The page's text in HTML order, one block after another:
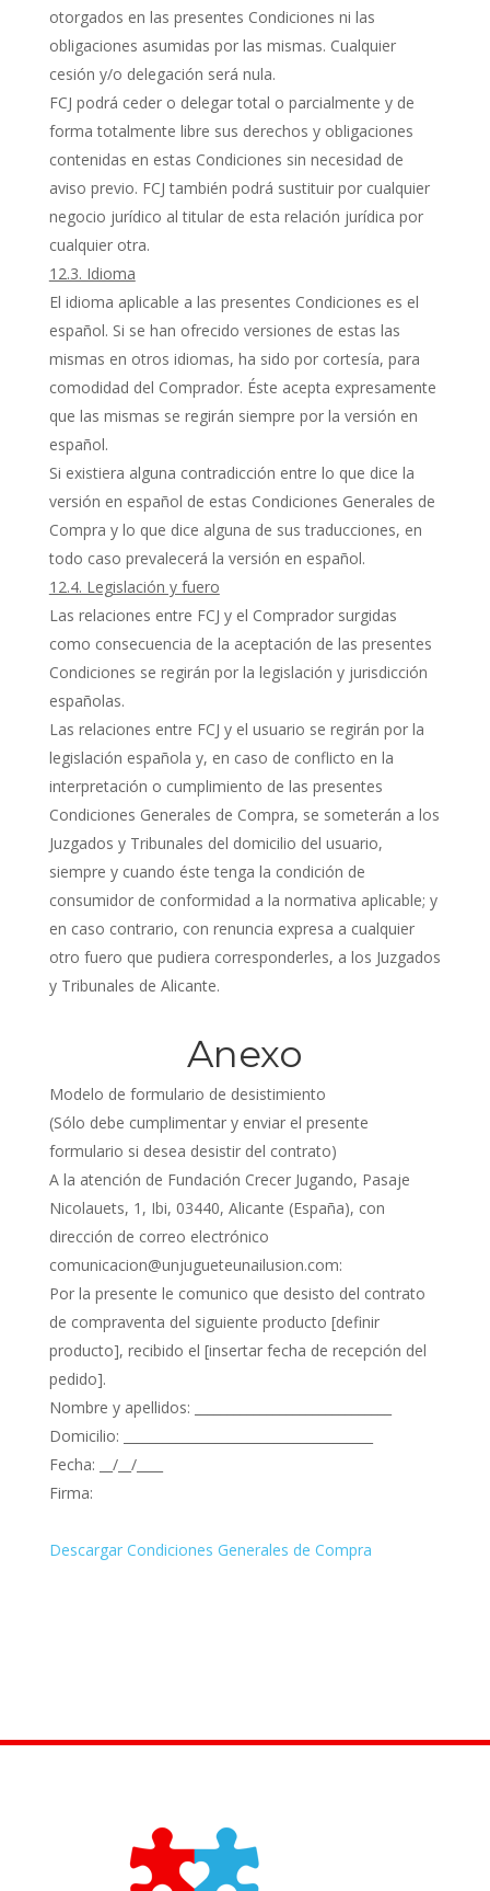
otorgados en las presentes Condiciones ni las
obligaciones asumidas por las mismas. Cualquier
cesión y/o delegación será nula.
FCJ podrá ceder o delegar total o parcialmente y de
forma totalmente libre sus derechos y obligaciones
contenidas en estas Condiciones sin necesidad de
aviso previo. FCJ también podrá sustituir por cualquier
negocio jurídico al titular de esta relación jurídica por
cualquier otra.
12.3. Idioma
El idioma aplicable a las presentes Condiciones es el
español. Si se han ofrecido versiones de estas las
mismas en otros idiomas, ha sido por cortesía, para
comodidad del Comprador. Éste acepta expresamente
que las mismas se regirán siempre por la versión en
español.
Si existiera alguna contradicción entre lo que dice la
versión en español de estas Condiciones Generales de
Compra y lo que dice alguna de sus traducciones, en
todo caso prevalecerá la versión en español.
12.4. Legislación y fuero
Las relaciones entre FCJ y el Comprador surgidas
como consecuencia de la aceptación de las presentes
Condiciones se regirán por la legislación y jurisdicción
españolas.
Las relaciones entre FCJ y el usuario se regirán por la
legislación española y, en caso de conflicto en la
interpretación o cumplimiento de las presentes
Condiciones Generales de Compra, se someterán a los
Juzgados y Tribunales del domicilio del usuario,
siempre y cuando éste tenga la condición de
consumidor de conformidad a la normativa aplicable; y
en caso contrario, con renuncia expresa a cualquier
otro fuero que pudiera corresponderles, a los Juzgados
y Tribunales de Alicante.
Anexo
Modelo de formulario de desistimiento
(Sólo debe cumplimentar y enviar el presente
formulario si desea desistir del contrato)
A la atención de Fundación Crecer Jugando, Pasaje
Nicolauets, 1, Ibi, 03440, Alicante (España), con
dirección de correo electrónico
comunicacion@unjugueteunailusion.com:
Por la presente le comunico que desisto del contrato
de compraventa del siguiente producto [definir
producto], recibido el [insertar fecha de recepción del
pedido].
Nombre y apellidos: ______________________________
Domicilio: ______________________________________
Fecha: __/__/____
Firma:
Descargar Condiciones Generales de Compra